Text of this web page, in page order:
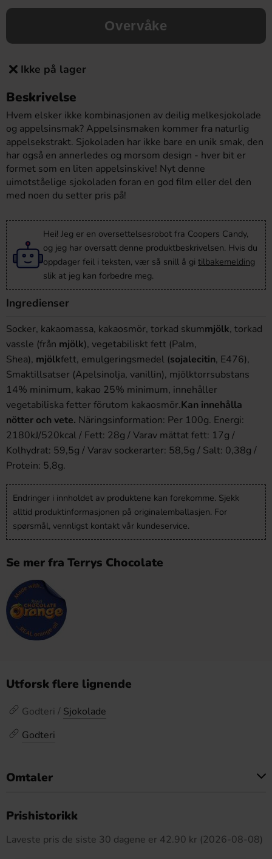
Overvåke
Ikke på lager
Beskrivelse
Hvem elsker ikke kombinasjonen av deilig melkesjokolade
og appelsinsmak? Appelsinsmaken kommer fra naturlig
appelsekstrakt. Sjokoladen har ikke bare en unik smak, den
har også en annerledes og morsom design - hver bit er
formet som en liten appelsinskive! Nyt denne
uimotståelige sjokoladen foran en god film eller del den
med noen du setter pris på!
Hei! Jeg er en oversettelsesrobot fra Coopers Candy,
og jeg har oversatt denne produktbeskrivelsen. Hvis du
oppdager feil i teksten, vær så snill å gi tilbakemelding
slik at jeg kan forbedre meg.
Ingredienser
Socker, kakaomassa, kakaosmör, torkad skummjölk, torkad
vassle (från mjölk), vegetabiliskt fett (Palm,
Shea), mjölkfett, emulgeringsmedel (sojalecitin, E476),
Smaktillsatser (Apelsinolja, vanillin), mjölktorrsubstans
14% minimum, kakao 25% minimum, innehåller
vegetabiliska fetter förutom kakaosmör.Kan innehålla
nötter och vete. Näringsinformation: Per 100g. Energi:
2180kJ/520kcal / Fett: 28g / Varav mättat fett: 17g /
Kolhydrat: 59,5g / Varav sockerarter: 58,5g / Salt: 0,38g /
Protein: 5,8g.
Endringer i innholdet av produktene kan forekomme. Sjekk
alltid produktinformasjonen på originalemballasjen. For
spørsmål, vennligst kontakt vår kundeservice.
Se mer fra Terrys Chocolate
Utforsk flere lignende
Godteri / Sjokolade
Godteri
Omtaler
Prishistorikk
Laveste pris de siste 30 dagene er 42.90 kr (2026-08-08)